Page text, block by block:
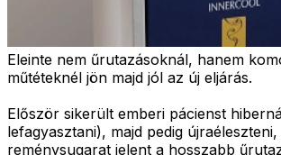
Eleinte nem űrutazásoknál, hanem
műtéteknél jön majd jól az új eljárás.
Először sikerült emberi pácienst
lefagyasztani), majd pedig
reménysugarat jelent a hosszabb